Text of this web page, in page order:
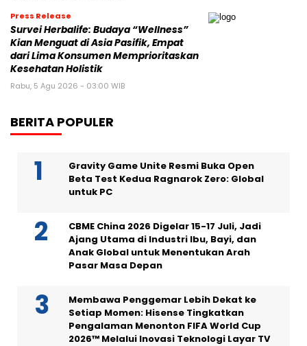
Press Release
Survei Herbalife: Budaya “Wellness”
Kian Menguat di Asia Pasifik, Empat
dari Lima Konsumen Memprioritaskan
Kesehatan Holistik
Rabu, 5 Agu 2026 - 03:00 WIB
BERITA POPULER
Gravity Game Unite Resmi Buka Open
Beta Test Kedua Ragnarok Zero: Global
untuk PC
CBME China 2026 Digelar 15-17 Juli, Jadi
Ajang Utama di Industri Ibu, Bayi, dan
Anak Global untuk Menentukan Arah
Pasar Masa Depan
Membawa Penggemar Lebih Dekat ke
Setiap Momen: Hisense Tingkatkan
Pengalaman Menonton FIFA World Cup
2026™ Melalui Inovasi Teknologi Layar TV